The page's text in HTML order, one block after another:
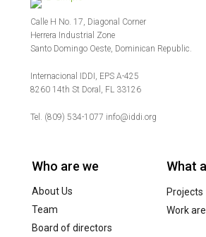
Calle H No. 17, Diagonal Corner
Herrera Industrial Zone
Santo Domingo Oeste, Dominican Republic.
Internacional IDDI, EPS A-425
8260 14th St Doral, FL 33126
Tel. (809) 534-1077 info@iddi.org
Who are we
About Us
Team
Board of directors
What
Projects
Work